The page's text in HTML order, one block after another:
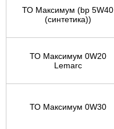
ТО Максимум (bp 5W40
(синтетика))
ТО Максимум 0W20
Lemarc
ТО Максимум 0W30